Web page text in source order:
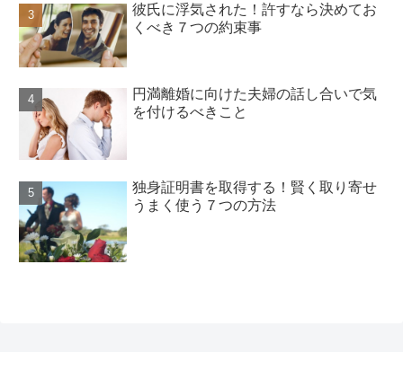
彼氏に浮気された！許すなら決めてお
くべき７つの約束事
円満離婚に向けた夫婦の話し合いで気
を付けるべきこと
独身証明書を取得する！賢く取り寄せ
うまく使う７つの方法